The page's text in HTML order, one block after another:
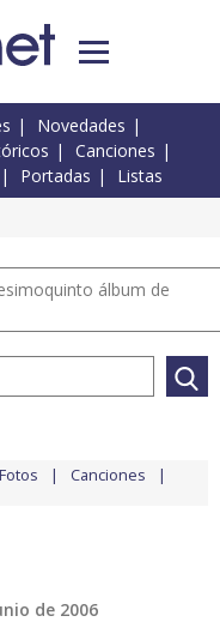
Novedades
Canciones
Portadas Listas
álbum de
Fotos Canciones
de 2006